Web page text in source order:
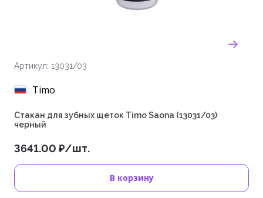
Артикул: 13031/03
Timo
Стакан для зубных щеток Timo Saona (13031/03)
черный
3641.00 ₽/шт.
В корзину